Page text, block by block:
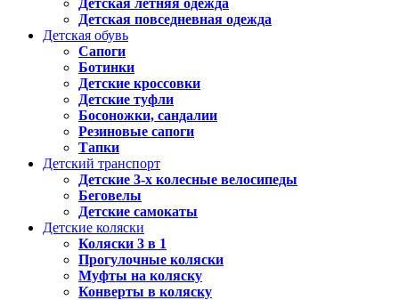
Детская летняя одежда
Детская повседневная одежда
Детская обувь
Сапоги
Ботинки
Детские кроссовки
Детские туфли
Босоножки, сандалии
Резиновые сапоги
Тапки
Детский транспорт
Детские 3-х колесные велосипеды
Беговелы
Детские самокаты
Детские коляски
Коляски 3 в 1
Прогулочные коляски
Муфты на коляску
Конверты в коляску